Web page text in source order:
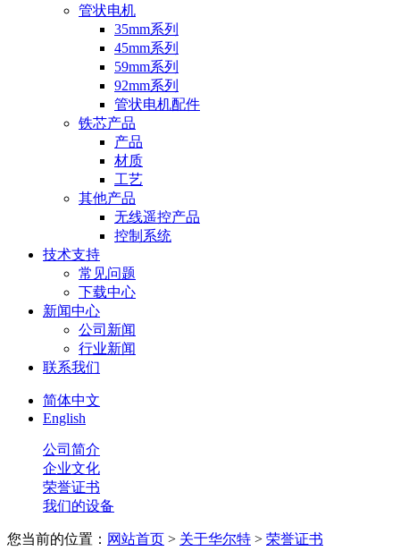
管状电机
35mm系列
45mm系列
59mm系列
92mm系列
管状电机配件
铁芯产品
产品
材质
工艺
其他产品
无线遥控产品
控制系统
技术支持
常见问题
下载中心
新闻中心
公司新闻
行业新闻
联系我们
简体中文
English
公司简介
企业文化
荣誉证书
我们的设备
您当前的位置： 网站首页 > 关于华尔特 > 荣誉证书